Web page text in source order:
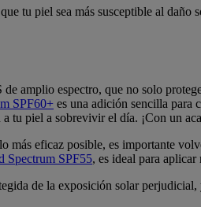
tu piel sea más susceptible al
amplio espectro, que no solo
SPF60+ es una adición sencilla para
tu piel a sobrevivir el día. ¡Con un
más eficaz posible, es importante
Spectrum SPF55, es ideal para
de la exposición solar